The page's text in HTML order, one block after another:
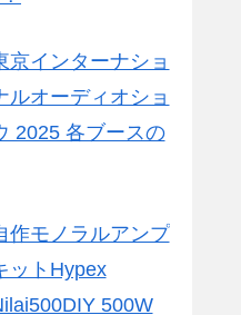
京インターナショ
ルオーディオショ
2025 各ブースの
作モノラルアンプ
ットHypex
500W